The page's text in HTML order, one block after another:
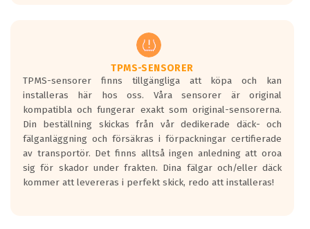
regelverket som introduceras år 2016.
Ett däck med två svarta vågor är redan
godkända för år 2016 nya regelverk.
Ett däck med en svart våg kommer vara
minst tre decibel tystare än det
regelverk som börjar gälla 2016.
TPMS-SENSORER
TPMS-sensorer finns tillgängliga att köpa och kan
installeras här hos oss. Våra sensorer är original
kompatibla och fungerar exakt som original-sensorerna.
Din beställning skickas från vår dedikerade däck- och
fälganläggning och försäkras i förpackningar certifierade
av transportör. Det finns alltså ingen anledning att oroa
sig för skador under frakten. Dina fälgar och/eller däck
kommer att levereras i perfekt skick, redo att installeras!